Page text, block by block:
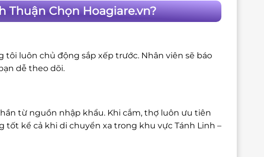
Thuận Chọn Hoagiare.vn?
luôn chủ động sắp xếp trước. Nhân viên sẽ báo
dễ theo dõi.
từ nguồn nhập khẩu. Khi cắm, thợ luôn ưu tiên
kể cả khi di chuyển xa trong khu vực Tánh Linh –